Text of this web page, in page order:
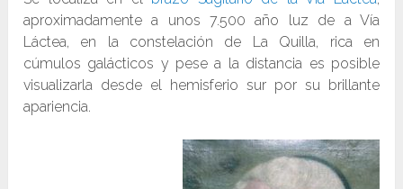
aproximadamente a unos 7.500 año luz de a Vía
Láctea, en la constelación de La Quilla, rica en
cúmulos galácticos y pese a la distancia es posible
visualizarla desde el hemisferio sur por su brillante
apariencia.